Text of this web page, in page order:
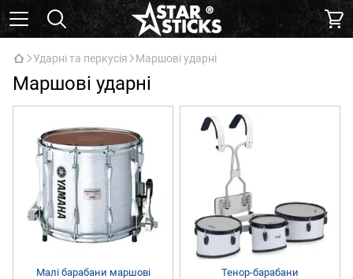
Ударні та перкусія Маршові ударні
Маршові ударні
Малі барабани маршові Тенор-барабани